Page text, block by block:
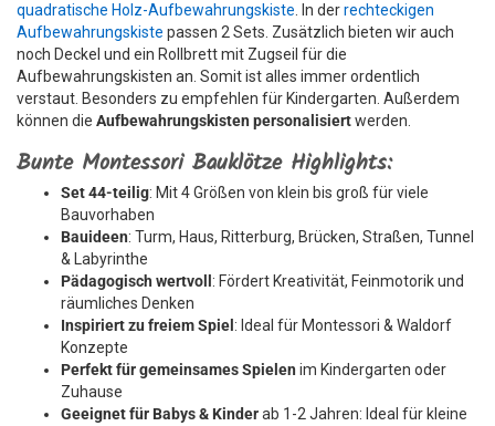
quadratische Holz-Aufbewahrungskiste . In derrechteckigen
Aufbewahrungskiste passen 2 Sets. Zusätzlich bieten wir auch
noch Deckel und ein Rollbrett mit Zugseil für die
Aufbewahrungskisten an. Somit ist alles immer ordentlich
verstaut. Besonders zu empfehlen für Kindergarten. Außerdem
können die Aufbewahrungskisten personalisiertwerden.
Bunte Montessori Bauklötze Highlights:
Set 44-teilig: Mit 4 Größen von klein bis groß für viele
Bauvorhaben
Bauideen: Turm, Haus, Ritterburg, Brücken, Straßen, Tunnel
& Labyrinthe
Pädagogisch wertvoll : Fördert Kreativität, Feinmotorik und
räumliches Denken
Inspiriert zu freiem Spiel : Ideal für Montessori & Waldorf
Konzepte
Perfekt für gemeinsames Spielen im Kindergarten oder
Zuhause
Geeignet für Babys & Kinderab 1-2 Jahren: Ideal für kleine